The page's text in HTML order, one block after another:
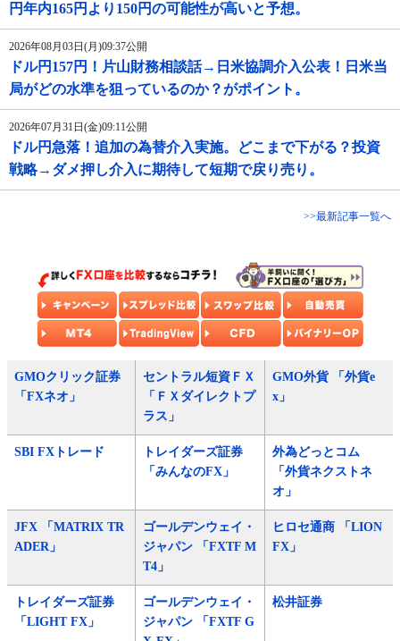
円年内165円より150円の可能性が高いと予想。
2026年08月03日(月)09:37公開
ドル円157円！片山財務相談話→日米協調介入公表！日米当
局がどの水準を狙っているのか？がポイント。
2026年07月31日(金)09:11公開
ドル円急落！追加の為替介入実施。どこまで下がる？投資
戦略→ダメ押し介入に期待して短期で戻り売り。
>>最新記事一覧へ
GMOクリック証券
「FXネオ」
セントラル短資ＦＸ
「ＦＸダイレクトプ
ラス」
GMO外貨 「外貨e
x」
SBI FXトレード
トレイダーズ証券
「みんなのFX」
外為どっとコム
「外貨ネクストネ
オ」
JFX 「MATRIX TR
ADER」
ゴールデンウェイ・
ジャパン 「FXTF M
T4」
ヒロセ通商 「LION
FX」
トレイダーズ証券
「LIGHT FX」
ゴールデンウェイ・
ジャパン 「FXTF G
松井証券